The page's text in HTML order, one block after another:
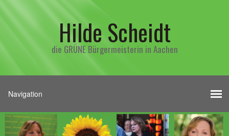
Hilde Scheidt
die GRÜNE Bürgermeisterin in Aachen